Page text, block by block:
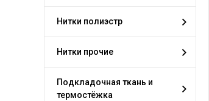
Нитки полиэстр
Нитки прочие
Подкладочная ткань и
термостёжка